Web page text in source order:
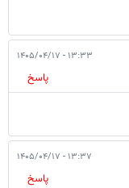
۱۳:۳۳ - ۱۴۰۵/۰۴/۱۷
پاسخ
۱۳:۳۷ - ۱۴۰۵/۰۴/۱۷
پاسخ